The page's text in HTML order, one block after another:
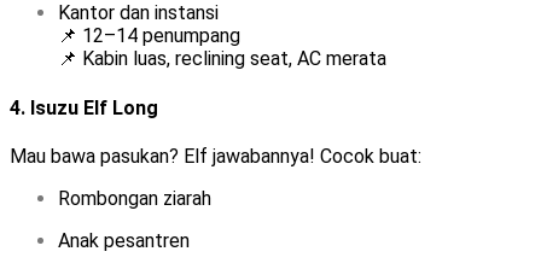
Kantor dan instansi
📌 12–14 penumpang
📌 Kabin luas, reclining seat, AC merata
4. Isuzu Elf Long
Mau bawa pasukan? Elf jawabannya! Cocok buat:
Rombongan ziarah
Anak pesantren